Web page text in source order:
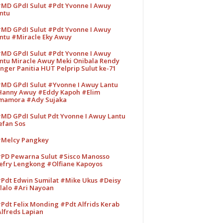
GPdI Sulut #Pdt Yvonne I Awuy
GPdI Sulut #Pdt Yvonne I Awuy
#Miracle Eky Awuy
GPdI Sulut #Pdt Yvonne I Awuy
Miracle Awuy Meki Onibala Rendy
Panitia HUT Pelprip Sulut ke-71
GPdI Sulut #Yvonne I Awuy Lantu
Awuy #Eddy Kapoh #Elim
#Ady Sujaka
GPdI Sulut Pdt Yvonne I Awuy Lantu
Sos
Pangkey
Pewarna Sulut #Sisco Manosso
Lengkong #Olfiane Kapoyos
Edwin Sumilat #Mike Ukus #Deisy
#Ari Nayoan
Felix Monding #Pdt Alfrids Kerab
Lapian